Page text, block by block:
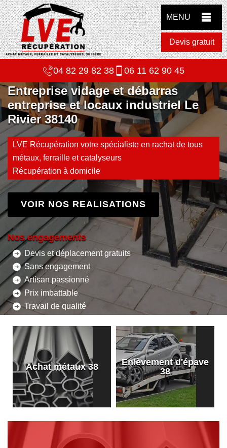
MENU
Devis gratuit
04 82 29 82 38 06 11 62 90 45
Entreprise vidage et débarras
entreprise et locaux industriel Le
Rivier 38140
LVE Récupération votre spécialiste en rachat de tous
métaux, ferraille et catalyseurs
Récupération à domicile
VOIR NOS REALISATIONS
Nos engagements
Devis et déplacement gratuits
Sans engagement
Artisan passionné
Prix imbattable
Travail de qualité
Achat métaux 38
Enlèvement d'épave
38